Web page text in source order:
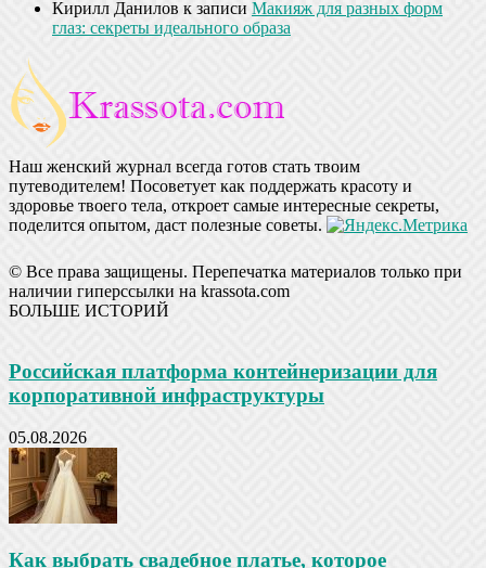
Кирилл Данилов к записи Макияж для разных форм
глаз: секреты идеального образа
Наш женский журнал всегда готов стать твоим
путеводителем! Посоветует как поддержать красоту и
здоровье твоего тела, откроет самые интересные секреты,
поделится опытом, даст полезные советы.
© Все права защищены. Перепечатка материалов только при
наличии гиперссылки на krassota.com
БОЛЬШЕ ИСТОРИЙ
Российская платформа контейнеризации для
корпоративной инфраструктуры
05.08.2026
Как выбрать свадебное платье, которое